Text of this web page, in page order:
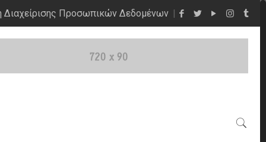
Διαχείρισης Προσωπικών Δεδομένων